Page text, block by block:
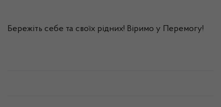
Бережіть себе та своїх рідних! Віримо у Перемогу!